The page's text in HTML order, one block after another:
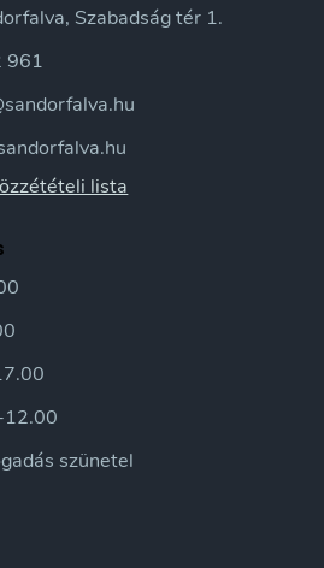
Szabadság tér 1.
961
lista
szünetel